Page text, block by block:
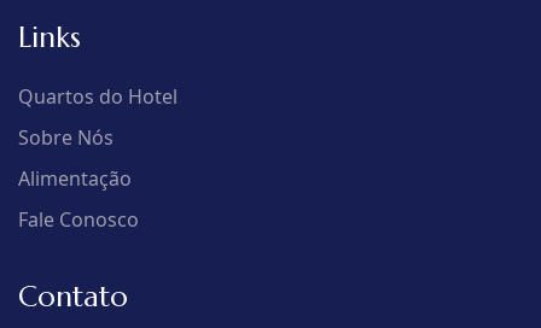
Links
Quartos do Hotel
Sobre Nós
Alimentação
Fale Conosco
Contato